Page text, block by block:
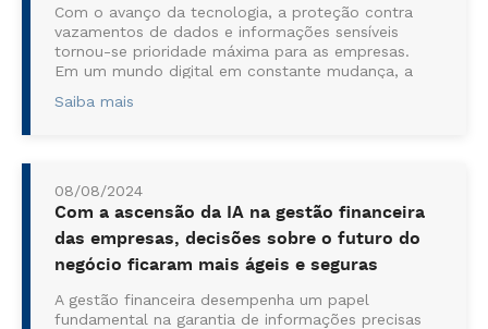
Com o avanço da tecnologia, a proteção contra
vazamentos de dados e informações sensíveis
tornou-se prioridade máxima para as empresas.
Em um mundo digital em constante mudança, a
de infraestruturas de segurança adequadas e a
Saiba mais
08/08/2024
Com a ascensão da IA na gestão financeira
das empresas, decisões sobre o futuro do
negócio ficaram mais ágeis e seguras
A gestão financeira desempenha um papel
fundamental na garantia de informações precisas